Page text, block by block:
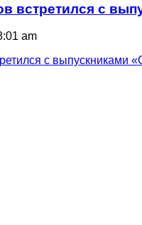
встретился с
am